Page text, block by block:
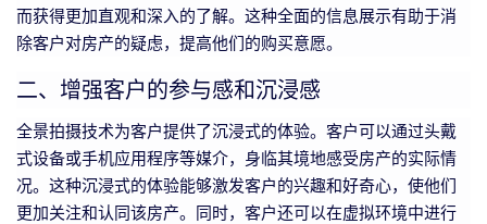
而获得更加直观和深入的了解。这种全面的信息展示有助于消
除客户对房产的疑虑，提高他们的购买意愿。
二、增强客户的参与感和沉浸感
全景拍摄技术为客户提供了沉浸式的体验。客户可以通过头戴
式设备或手机应用程序等媒介，身临其境地感受房产的实际情
况。这种沉浸式的体验能够激发客户的兴趣和好奇心，使他们
更加关注和认同该房产。同时，客户还可以在虚拟环境中进行